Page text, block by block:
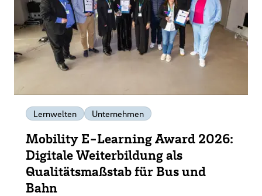
Lernwelten Unternehmen
Mobility E-Learning Award 2026:
Digitale Weiterbildung als
Qualitätsmaßstab für Bus und
Bahn